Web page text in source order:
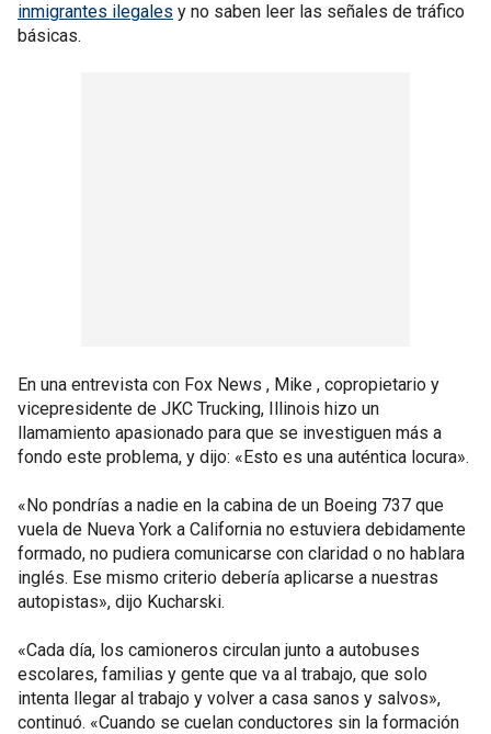
inmigrantes ilegales y no saben leer las señales de tráfico
básicas.
En una entrevista con Fox News , Mike , copropietario y
vicepresidente de JKC Trucking, Illinois hizo un
llamamiento apasionado para que se investiguen más a
fondo este problema, y dijo: «Esto es una auténtica locura».
«No pondrías a nadie en la cabina de un Boeing 737 que
vuela de Nueva York a California no estuviera debidamente
formado, no pudiera comunicarse con claridad o no hablara
inglés. Ese mismo criterio debería aplicarse a nuestras
autopistas», dijo Kucharski.
«Cada día, los camioneros circulan junto a autobuses
escolares, familias y gente que va al trabajo, que solo
intenta llegar al trabajo y volver a casa sanos y salvos»,
continuó. «Cuando se cuelan conductores sin la formación